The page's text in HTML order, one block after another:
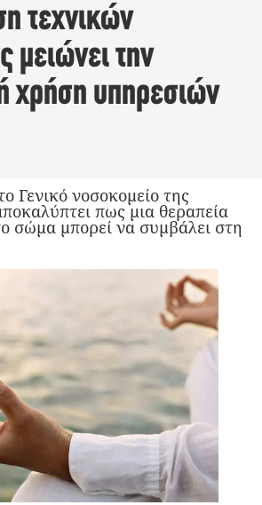
τεχνικών
μειώνει την
χρήση υπηρεσιών
Γενικό νοσοκομείο της
πως μια θεραπεία
σώμα μπορεί να συμβάλει στη